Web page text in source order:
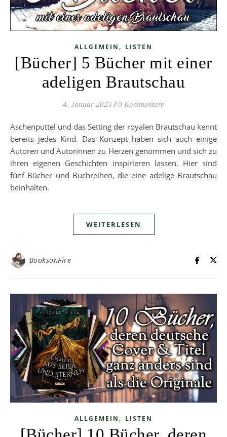
ALLGEMEIN , LISTEN
[Bücher] 5 Bücher mit einer
adeligen Brautschau
4. Januar 2023 / 0 Kommentare
Aschenputtel und das Setting der royalen Brautschau kennt
bereits jedes Kind. Das Konzept haben sich auch einige
Autoren und Autorinnen zu Herzen genommen und sich zu
ihren eigenen Geschichten inspirieren lassen. Hier sind
fünf Bücher und Buchreihen, die eine adelige Brautschau
beinhalten.
WEITERLESEN
BooksonFire
ALLGEMEIN , LISTEN